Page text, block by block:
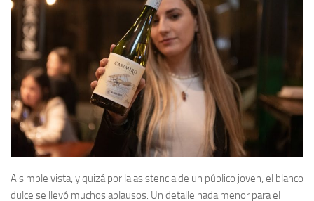
A simple vista, y quizá por la asistencia de un público joven, el blanco
dulce se llevó muchos aplausos. Un detalle nada menor para el